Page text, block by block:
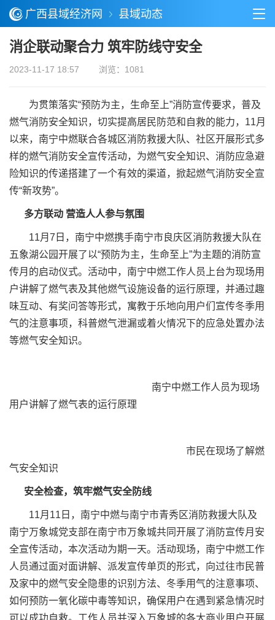
广西县域经济网 县域动态
消企联动聚合力 筑牢防线守安全
2023-11-17 18:57 浏览：1081
为贯策落实“预防为主，生命至上”消防宣传要求，普及
燃气消防安全知识，切实提高居民防范和自救的能力，11月
以来，南宁中燃联合各城区消防救援大队、社区开展形式多
样的燃气消防安全宣传活动，为燃气安全知识、消防应急避
险知识的传递搭建了一个有效的渠道，掀起燃气消防安全宣
传“新攻势”。
多方联动 营造人人参与氛围
11月7日，南宁中燃携手南宁市良庆区消防救援大队在
五象湖公园开展了以“预防为主，生命至上”为主题的消防宣
传月的启动仪式。活动中，南宁中燃工作人员上台为现场用
户讲解了燃气表及其他燃气设施设备的运行原理，并通过趣
味互动、有奖问答等形式，寓教于乐地向用户们宣传冬季用
气的注意事项，科普燃气泄漏或着火情况下的应急处置办法
等燃气安全知识。
南宁中燃工作人员为现场
用户讲解了燃气表的运行原理
市民在现场了解燃
气安全知识
安全检查，筑牢燃气安全防线
11月11日，南宁中燃与南宁市青秀区消防救援大队及
南宁万象城党支部在南宁市万象城共同开展了消防宣传月安
全宣传活动，本次活动为期一天。活动现场，南宁中燃工作
人员通过面对面讲解、派发宣传单页的形式，向过往市民普
及家中的燃气安全隐患的识别方法、冬季用气的注意事项、
如何预防一氧化碳中毒等知识，确保用户在遇到紧急情况时
可以成功自救。工作人员并深入万象城的各大商业用户开展